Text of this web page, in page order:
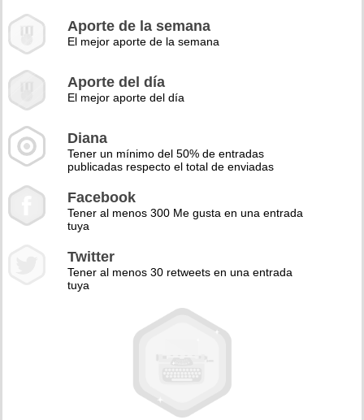
Aporte de la semana
El mejor aporte de la semana
Aporte del día
El mejor aporte del día
Diana
Tener un mínimo del 50% de entradas
publicadas respecto el total de enviadas
Facebook
Tener al menos 300 Me gusta en una entrada
tuya
Twitter
Tener al menos 30 retweets en una entrada
tuya